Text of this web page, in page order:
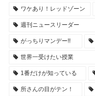
ワケあり！レッドゾーン
週刊ニュースリーダー
がっちりマンデー!!
世界一受けたい授業
1番だけが知っている
所さんの目がテン！